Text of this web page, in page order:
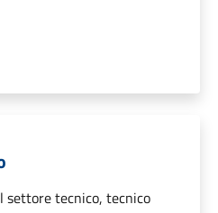
settore tecnico, tecnico